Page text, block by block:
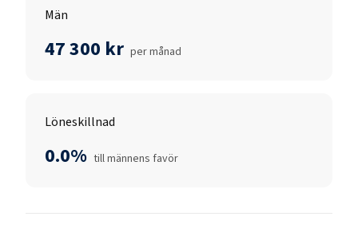
Män
47 300 kr per månad
Löneskillnad
0.0% till männens favör